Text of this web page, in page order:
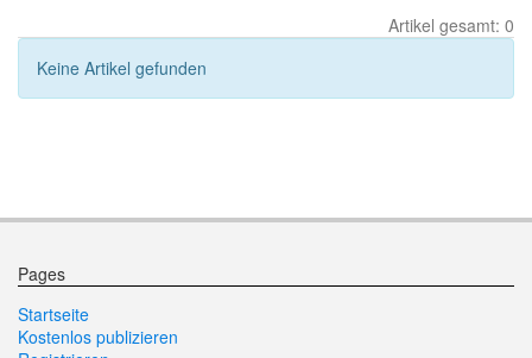
Artikel gesamt: 0
Keine Artikel gefunden
Pages
Startseite
Kostenlos publizieren